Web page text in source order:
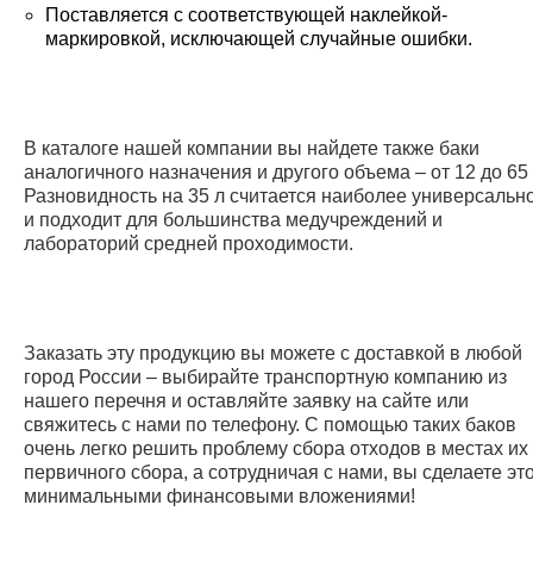
Поставляется с соответствующей наклейкой-
маркировкой, исключающей случайные ошибки.
В каталоге нашей компании вы найдете также баки
аналогичного назначения и другого объема – от 12 до 65
Разновидность на 35 л считается наиболее
и подходит для большинства медучреждений и
лабораторий средней проходимости.
Заказать эту продукцию вы можете с доставкой в любой
город России – выбирайте транспортную компанию из
нашего перечня и оставляйте заявку на сайте или
свяжитесь с нами по телефону. С помощью таких баков
очень легко решить проблему сбора отходов в местах их
первичного сбора, а сотрудничая с нами, вы сделаете
минимальными финансовыми вложениями!